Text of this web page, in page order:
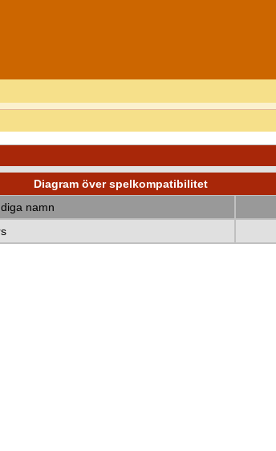
Diagram över spelkompatibilitet
namn